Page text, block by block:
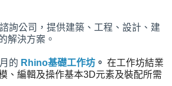
詢公司，提供建築、工程、設計、建
解決方案。
的 Rhino基礎工作坊 。 在工作坊結業
、編輯及操作基本3D元素及裝配所需